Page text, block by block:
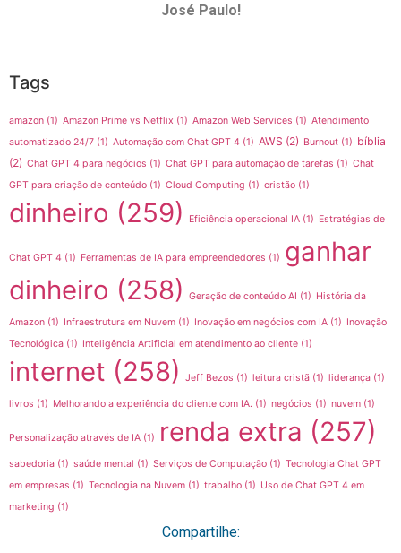
José Paulo!
Tags
amazon (1) Amazon Prime vs Netflix (1) Amazon Web Services (1) Atendimento
automatizado 24/7 (1) Automação com Chat GPT 4 (1) AWS (2) Burnout (1) bíblia
(2) Chat GPT 4 para negócios (1) Chat GPT para automação de tarefas (1) Chat
GPT para criação de conteúdo (1) Cloud Computing (1) cristão (1)
dinheiro (259) Eficiência operacional IA (1) Estratégias de
Chat GPT 4 (1) Ferramentas de IA para empreendedores (1) ganhar
dinheiro (258) Geração de conteúdo AI (1) História da
Amazon (1) Infraestrutura em Nuvem (1) Inovação em negócios com IA (1) Inovação
Tecnológica (1) Inteligência Artificial em atendimento ao cliente (1)
internet (258) Jeff Bezos (1) leitura cristã (1) liderança (1)
livros (1) Melhorando a experiência do cliente com IA. (1) negócios (1) nuvem (1)
Personalização através de IA (1) renda extra (257)
sabedoria (1) saúde mental (1) Serviços de Computação (1) Tecnologia Chat GPT
em empresas (1) Tecnologia na Nuvem (1) trabalho (1) Uso de Chat GPT 4 em
marketing (1)
Compartilhe: